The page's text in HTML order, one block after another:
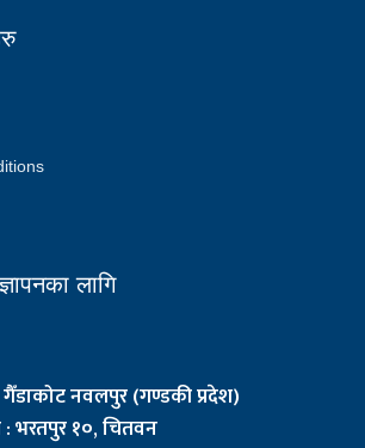
लागि
नवलपुर (गण्डकी प्रदेश)
: भरतपुर १०, चितवन